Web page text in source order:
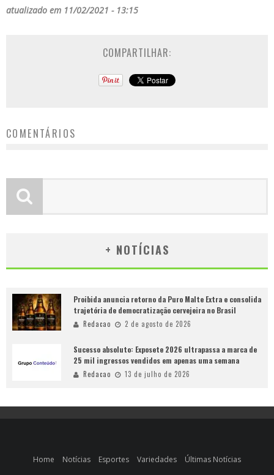
atualizado em 11/02/2021 - 13:15
COMPARTILHAR:
COMENTÁRIOS
+ NOTÍCIAS
Proibida anuncia retorno da Puro Malte Extra e consolida
trajetória de democratização cervejeira no Brasil
Redacao 2 de agosto de 2026
Sucesso absoluto: Exposete 2026 ultrapassa a marca de
25 mil ingressos vendidos em apenas uma semana
Redacao 13 de julho de 2026
Home Notícias Esportes Variedades Últimas Notícias